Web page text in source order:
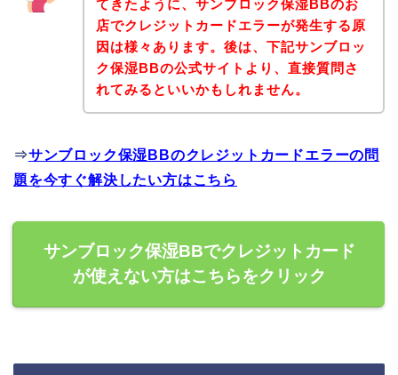
てきたように、サンブロック保湿BBのお
店でクレジットカードエラーが発生する原
因は様々あります。後は、下記サンブロッ
ク保湿BBの公式サイトより、直接質問さ
れてみるといいかもしれません。
⇒サンブロック保湿BBのクレジットカードエラーの問
題を今すぐ解決したい方はこちら
サンブロック保湿BBでクレジットカード
が使えない方はこちらをクリック